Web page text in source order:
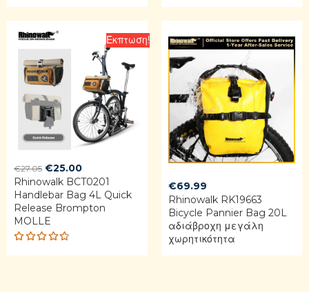
Rat
ed
out Έκπτωση!
€27.05 Original
price
was:
€27.05.
€25.00Current
price
is:
€25.00.
Rhinowalk BCT0201
Handlebar Bag 4L Quick
Release Brompton
MOLLE
Rated
€69.99
Rhinowalk RK19663
Bicycle Pannier Bag 20L
αδιάβροχη μεγάλη
χωρητικότητα